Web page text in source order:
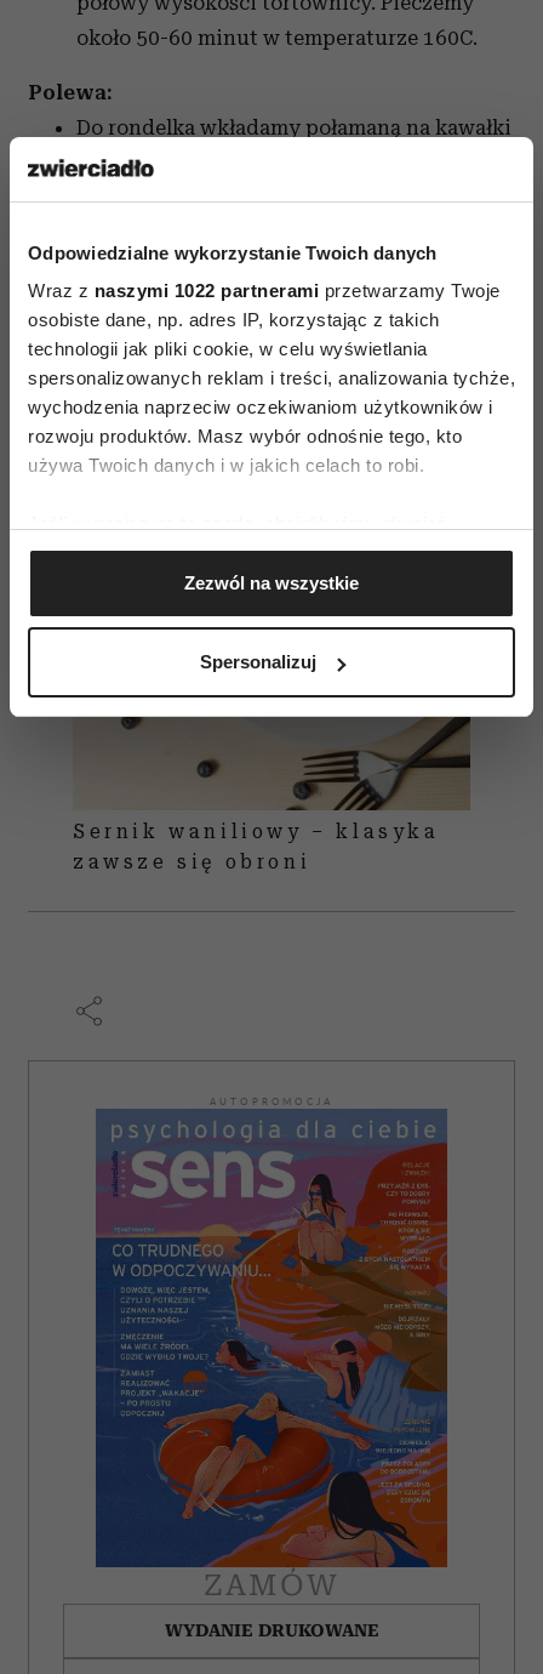
Odpowiedzialne wykorzystanie Twoich danych
Wraz z naszymi 1022 partnerami przetwarzamy Twoje
osobiste dane, np. adres IP, korzystając z takich
technologii jak pliki cookie, w celu wyświetlania
spersonalizowanych reklam i treści, analizowania tychże,
wychodzenia naprzeciw oczekiwaniom użytkowników i
rozwoju produktów. Masz wybór odnośnie tego, kto
używa Twoich danych i w jakich celach to robi.
Gromadzić dane dotyczące Twojej lokalizacji
geograficznej z dokładnością nawet do kilku metrów
Identyfikować Twoje urządzenie, aktywnie
(fingerprinting, czyli wirtualny odcisk palca)
dane są przetwarzane oraz ustaw własne preferencje w
. W Deklaracji plików cookie możesz
zmienić lub wycofać swoją zgodę w dowolnej chwili.
Wykorzystujemy pliki cookie do spersonalizowania treści
analizować ruch w naszej witrynie. Informacje o tym, jak
Partnerzy mogą połączyć te informacje z innymi danymi
otrzymanymi od Ciebie lub uzyskanymi podczas
korzystania z ich usług.
Zezwól na wszystkie
Spersonalizuj
około 50-60 minut w temperaturze 160C.
Polewa:
Do rondelka wkładamy połamaną na kawałki
czekoladę. Wlewamy wodę. Całość
podgrzewamy do rozpuszczenia się
Ciepłą polewą smarujemy lekko
przestudzony sernik.
Czytaj także
Sernik waniliowy – klasyka
zawsze się obroni
AUTOPROMOCJA
ZAMÓW
WYDANIE DRUKOWANE